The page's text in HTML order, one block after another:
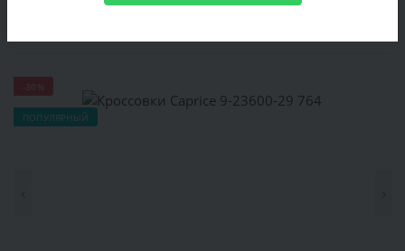
ПОПУЛЯРНЫЙ